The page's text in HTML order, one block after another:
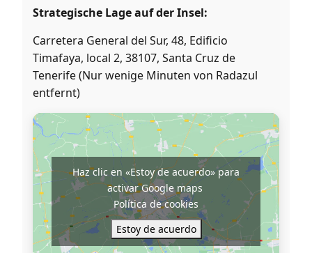
Strategische Lage auf der Insel:
Carretera General del Sur, 48, Edificio
Timafaya, local 2, 38107, Santa Cruz de
Tenerife (Nur wenige Minuten von Radazul
entfernt)
Haz clic en «Estoy de acuerdo» para
activar Google maps
Política de cookies
Estoy de acuerdo